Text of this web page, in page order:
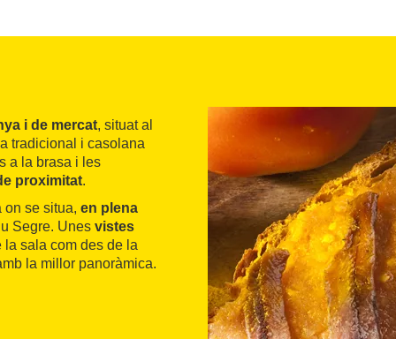
i de mercat, situat al
tradicional i casolana
a la brasa i les
proximitat.
on se situa, en plena
Segre. Unes vistes
sala com des de la
la millor panoràmica.